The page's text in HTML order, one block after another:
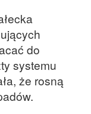
do
systemu
że rosną